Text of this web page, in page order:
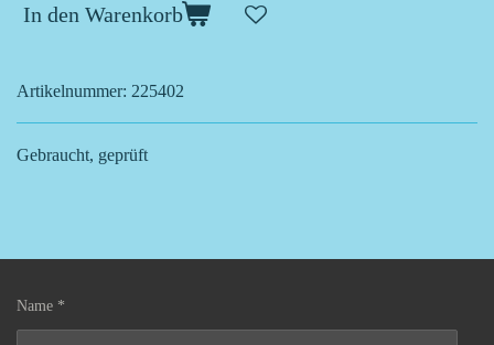
In den Warenkorb
Artikelnummer: 225402
Gebraucht, geprüft
Name *